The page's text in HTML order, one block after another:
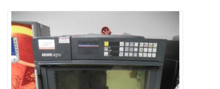
Onderdelen bakwanden
Ventilatie kanalen
Over ons